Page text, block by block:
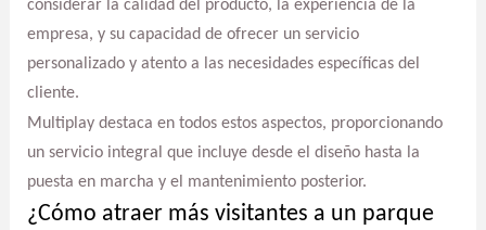
considerar la calidad del producto, la experiencia de la
empresa, y su capacidad de ofrecer un servicio
personalizado y atento a las necesidades específicas del
cliente.
Multiplay destaca en todos estos aspectos, proporcionando
un servicio integral que incluye desde el diseño hasta la
puesta en marcha y el mantenimiento posterior.
¿Cómo atraer más visitantes a un parque